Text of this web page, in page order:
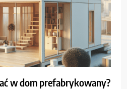
w dom prefabrykowany?